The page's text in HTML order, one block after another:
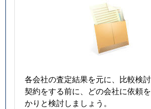
各会社の査定結果を元に、比較検討
契約をする前に、どの会社に依頼
かりと検討しましょう。